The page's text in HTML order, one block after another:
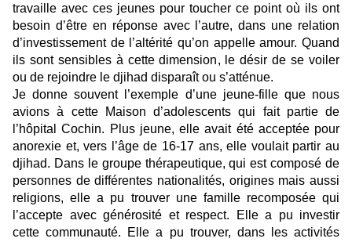
travaille avec ces jeunes pour toucher ce point où ils ont
besoin d’être en réponse avec l’autre, dans une relation
d’investissement de l’altérité qu’on appelle amour. Quand
ils sont sensibles à cette dimension, le désir de se voiler
ou de rejoindre le djihad disparaît ou s’atténue.
Je donne souvent l’exemple d’une jeune-fille que nous
avions à cette Maison d’adolescents qui fait partie de
l’hôpital Cochin. Plus jeune, elle avait été acceptée pour
anorexie et, vers l’âge de 16-17 ans, elle voulait partir au
djihad. Dans le groupe thérapeutique, qui est composé de
personnes de différentes nationalités, origines mais aussi
religions, elle a pu trouver une famille recomposée qui
l’accepte avec générosité et respect. Elle a pu investir
cette communauté. Elle a pu trouver, dans les activités